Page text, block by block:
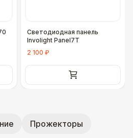
Светодиодная панель
Involight Panel7T
2 100 ₽
Прожекторы